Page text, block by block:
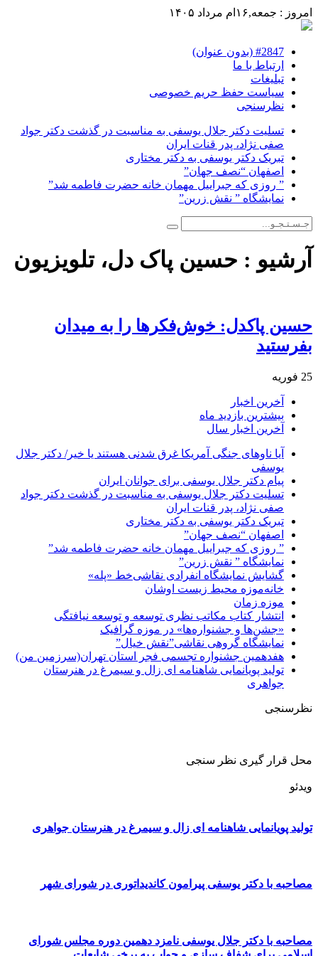
امروز : جمعه,۱۶ام مرداد ۱۴۰۵
#2847 (بدون عنوان)
ارتباط با ما
تبلیغات
سیاست حفظ حریم خصوصی
نظرسنجی
تسلیت دکتر جلال یوسفی به مناسبت در گذشت دکتر جواد
صفی نژاد، پدر قنات ایران
تبریک دکتر یوسفی به دکتر مختاری
اصفهان “نصف جهان”
” روزی که جبراییل مهمان خانه حضرت فاطمه شد”
نمایشگاه ” نقش زرین”
آرشیو : حسین پاک دل، تلویزیون
حسین پاکدل: خوش‌فکرها را به میدان
بفرستید
25 فوریه
آخرین اخبار
بیشترین بازدید ماه
آخرین اخبار سال
آیا ناوهای جنگی آمریکا غرق شدنی هستند یا خیر/ دکتر جلال
یوسفی
پیام دکتر جلال یوسفی برای جوانان ایران
تسلیت دکتر جلال یوسفی به مناسبت در گذشت دکتر جواد
صفی نژاد، پدر قنات ایران
تبریک دکتر یوسفی به دکتر مختاری
اصفهان “نصف جهان”
” روزی که جبراییل مهمان خانه حضرت فاطمه شد”
نمایشگاه ” نقش زرین”
گشایش نمایشگاه انفرادی نقاشی‌خط «پله»
خانه‌موزه محیط‌ زیست اوشان
موزه زمان
انتشار کتاب مکاتب نظری توسعه و توسعه نیافتگی
«جشن‌ها و جشنواره‌ها» در موزه گرافیک
نمایشگاه گروهی نقاشی”نقش خیال”
هفدهمین جشنواره تجسمی فجر استان تهران(سرزمین من)
تولید پویانمایی شاهنامه ای زال و سیمرغ در هنرستان
جواهری
نظرسنجی
محل قرار گیری نظر سنجی
ویدئو
تولید پویانمایی شاهنامه ای زال و سیمرغ در هنرستان جواهری
مصاحبه با دکتر یوسفی پیرامون کاندیداتوری در شورای شهر
مصاحبه با دکتر جلال یوسفی نامزد دهمین دوره مجلس شورای